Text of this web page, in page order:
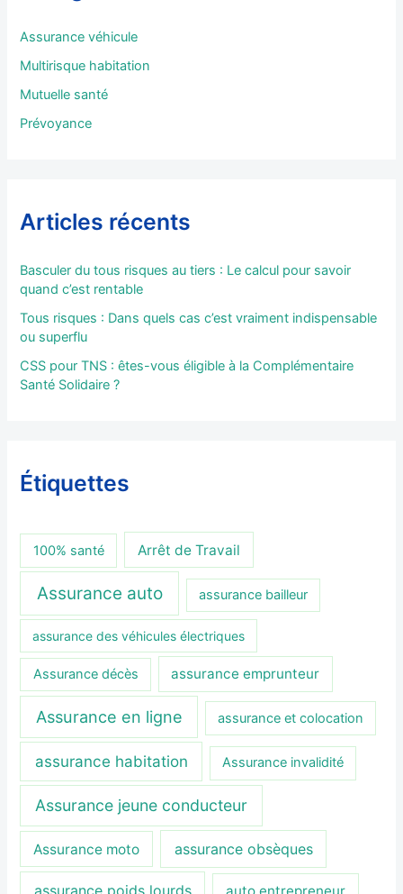
rAssurance véhicule
Multirisque habitation
Mutuelle santé
Prévoyance
Articles récents
Basculer du tous risques au tiers : Le calcul pour savoir
quand c’est rentable
Tous risques : Dans quels cas c’est vraiment indispensable
ou superflu
CSS pour TNS : êtes-vous éligible à la Complémentaire
Santé Solidaire ?
Étiquettes
100% santé Arrêt de Travail
Assurance auto assurance bailleur
assurance des véhicules électriques
Assurance décès assurance emprunteur
Assurance en ligne assurance et colocation
assurance habitation Assurance invalidité
Assurance jeune conducteur
Assurance moto assurance obsèques
assurance poids lourds auto entrepreneur